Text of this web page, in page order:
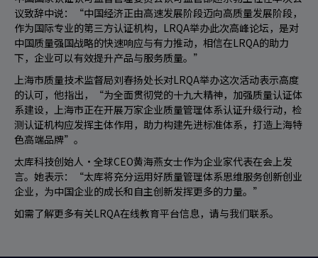
议致辞中说：“中国经济正由高速发展阶段迈向高质量发展阶段，
作为国际专业的第三方认证机构，LRQA举办此次高峰论坛，是对
中国质量强国战略的快速响应与有力推动，相信在LRQA的助力
下，企业可以有效提升产品与服务质量。”
上海市质量技术监督局刘春扬处长对LRQA举办这次活动表示高度
的认可，他指出，“为全面贯彻党的十九大精神，加强质量认证体
系建设，上海市正在开展万家企业质量管理体系认证升级行动，检
测认证机构应发挥主体作用，助力构建先进标准体系，打造上海特
色高端品牌”。
太库科技创始人·全球CEO黄海燕女士作为企业家代表在会上发
言。她表示：“太库将充分运用好质量管理体系思维服务创新创业
企业，为中国企业的成长和自主创新发挥更多的力量。”
如需了解更多有关LRQA在线教育平台信息，请与我们联系。